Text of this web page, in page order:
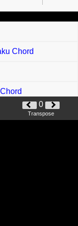
Chord
0
Transpose